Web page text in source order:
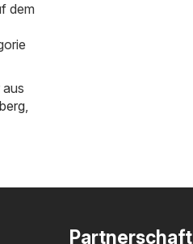
dem
,
Partnerschaft